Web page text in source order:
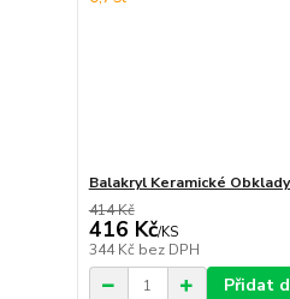
Balakryl Keramické
414 Kč
416 Kč/KS
344 Kč bez DPH
Přidat